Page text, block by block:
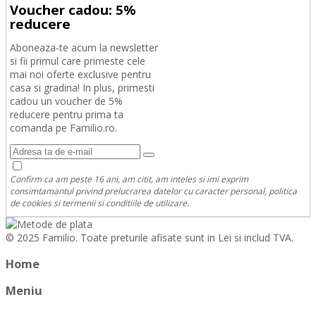
Voucher cadou: 5%
reducere
Aboneaza-te acum la newsletter
si fii primul care primeste cele
mai noi oferte exclusive pentru
casa si gradina! In plus, primesti
cadou un voucher de 5%
reducere pentru prima ta
comanda pe Familio.ro.
Confirm ca am peste 16 ani, am citit, am inteles si imi exprim
consimtamantul privind prelucrarea datelor cu caracter personal, politica
de cookies si termenii si conditiile de utilizare.
© 2025 Familio. Toate preturile afisate sunt in Lei si includ TVA.
Home
Meniu